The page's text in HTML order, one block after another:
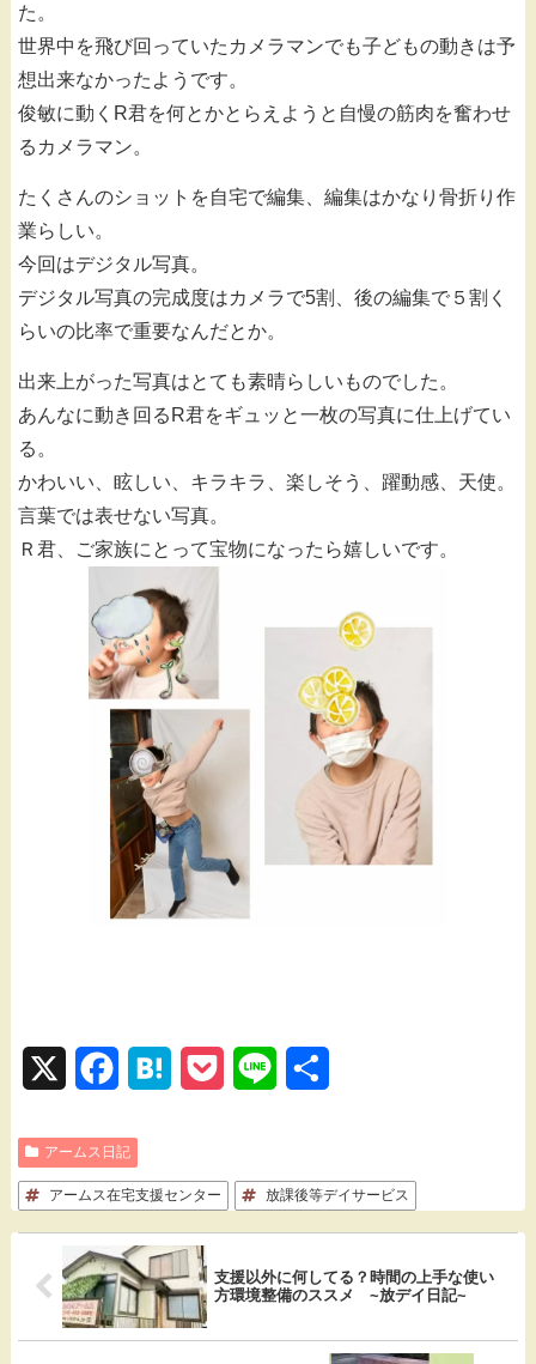
た。
世界中を飛び回っていたカメラマンでも子どもの動きは予
想出来なかったようです。
俊敏に動くR君を何とかとらえようと自慢の筋肉を奮わせ
るカメラマン。
たくさんのショットを自宅で編集、編集はかなり骨折り作
業らしい。
今回はデジタル写真。
デジタル写真の完成度はカメラで5割、後の編集で５割く
らいの比率で重要なんだとか。
出来上がった写真はとても素晴らしいものでした。
あんなに動き回るR君をギュッと一枚の写真に仕上げてい
る。
かわいい、眩しい、キラキラ、楽しそう、躍動感、天使。
言葉では表せない写真。
Ｒ君、ご家族にとって宝物になったら嬉しいです。
c
e
b
o
o
e
n
a
e
t
e
アームス日記
アームス在宅支援センター 放課後等デイサービス
支援以外に何してる？時間の上手な使い
方環境整備のススメ ~放デイ日記~